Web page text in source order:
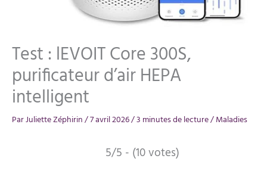
Test : lEVOIT Core 300S,
purificateur d’air HEPA
intelligent
ParJuliette Zéphirin/7 avril 2026/3 minutes de lecture/Maladies
5/5 - (10 votes)